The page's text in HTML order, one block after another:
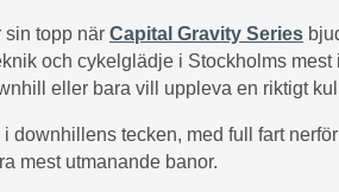
sin topp när Capital Gravity Series
och cykelglädje i Stockholms
eller bara vill uppleva en riktigt
i downhillens tecken, med full fart
mest utmanande banor.